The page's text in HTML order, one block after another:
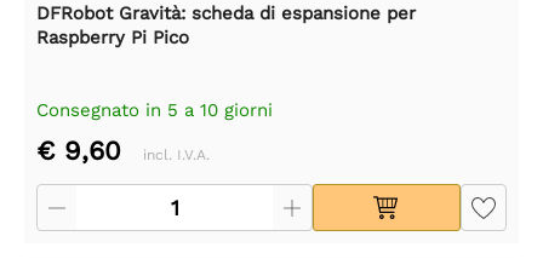
DFRobot Gravità: scheda di espansione per
Raspberry Pi Pico
Consegnato in 5 a 10 giorni
€ 9,60 incl. I.V.A.